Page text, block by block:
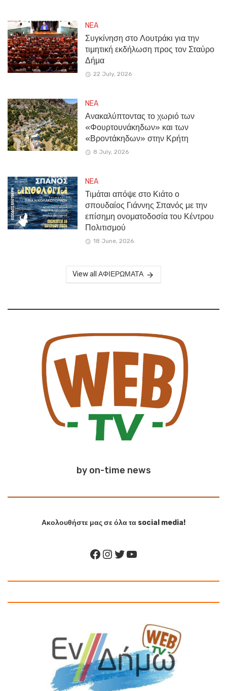
NEA
Συγκίνηση στο Λουτράκι για την
τιμητική εκδήλωση προς τον Σταύρο
Δήμα
22 July, 2026
NEA
Ανακαλύπτοντας το χωριό των
«Φουρτουνάκηδων» και των
«Βροντάκηδων» στην Κρήτη
8 July, 2026
NEA
Τιμάται απόψε στο Κιάτο ο
σπουδαίος Γιάννης Σπανός με την
επίσημη ονοματοδοσία του Κέντρου
Πολιτισμού
18 June, 2026
View all ΑΦΙΕΡΩΜΑΤΑ
by on-time news
Ακολουθήστε μας σε όλα τα social media!